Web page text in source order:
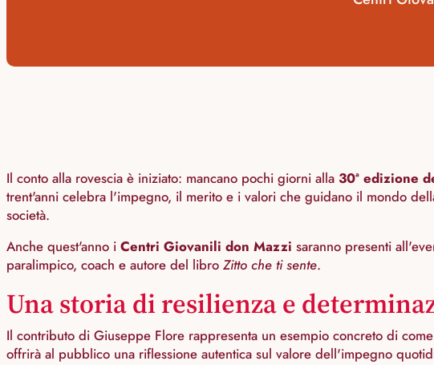
Il conto alla rovescia è iniziato: mancano pochi giorni alla 30ª edizione
trent'anni celebra l'impegno, il merito e i valori che guidano il mondo
società.
Anche quest'anno i Centri Giovanili don Mazzi saranno presenti
paralimpico, coach e autore del libro Zitto che ti sente.
Una storia di resilienza e
Il contributo di Giuseppe Flore rappresenta un esempio concreto di
offrirà al pubblico una riflessione autentica sul valore dell'impegno